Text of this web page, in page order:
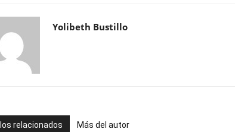
Yolibeth Bustillo
relacionados Más del autor